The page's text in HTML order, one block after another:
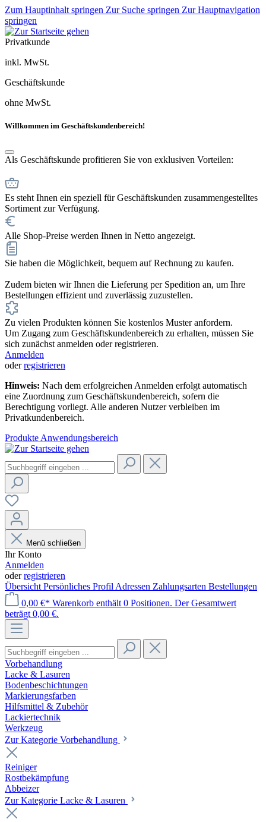
Zum Hauptinhalt springen Zur Suche springen Zur Hauptnavigation
springen
Privatkunde
inkl. MwSt.
Geschäftskunde
ohne MwSt.
Willkommen im Geschäftskundenbereich!
Als Geschäftskunde profitieren Sie von exklusiven Vorteilen:
Es steht Ihnen ein speziell für Geschäftskunden zusammengestelltes
Sortiment zur Verfügung.
Alle Shop-Preise werden Ihnen in Netto angezeigt.
Sie haben die Möglichkeit, bequem auf Rechnung zu kaufen.
Zudem bieten wir Ihnen die Lieferung per Spedition an, um Ihre
Bestellungen effizient und zuverlässig zuzustellen.
Zu vielen Produkten können Sie kostenlos Muster anfordern.
Um Zugang zum Geschäftskundenbereich zu erhalten, müssen Sie
sich zunächst anmelden oder registrieren.
Anmelden
oderregistrieren
Hinweis: Nach dem erfolgreichen Anmelden erfolgt automatisch
eine Zuordnung zum Geschäftskundenbereich, sofern die
Berechtigung vorliegt. Alle anderen Nutzer verbleiben im
Privatkundenbereich.
Produkte Anwendungsbereich
Menü schließen
Ihr Konto
Anmelden
oderregistrieren
Übersicht Persönliches Profil Adressen Zahlungsarten Bestellungen
0,00 €* Warenkorb enthält 0 Positionen. Der Gesamtwert
beträgt 0,00 €.
Vorbehandlung
Lacke & Lasuren
Bodenbeschichtungen
Markierungsfarben
Hilfsmittel & Zubehör
Lackiertechnik
Werkzeug
Zur Kategorie Vorbehandlung
Reiniger
Rostbekämpfung
Abbeizer
Zur Kategorie Lacke & Lasuren